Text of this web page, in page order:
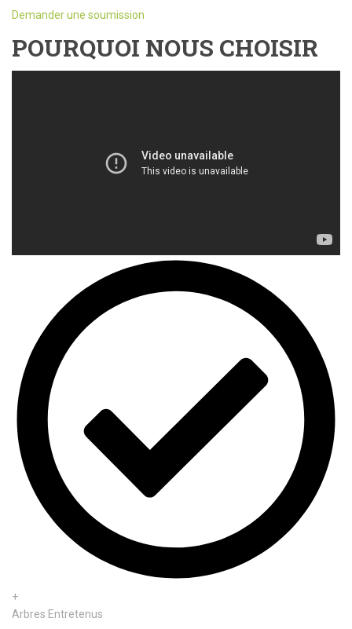
Demander une soumission
POURQUOI NOUS CHOISIR
+
Arbres Entretenus